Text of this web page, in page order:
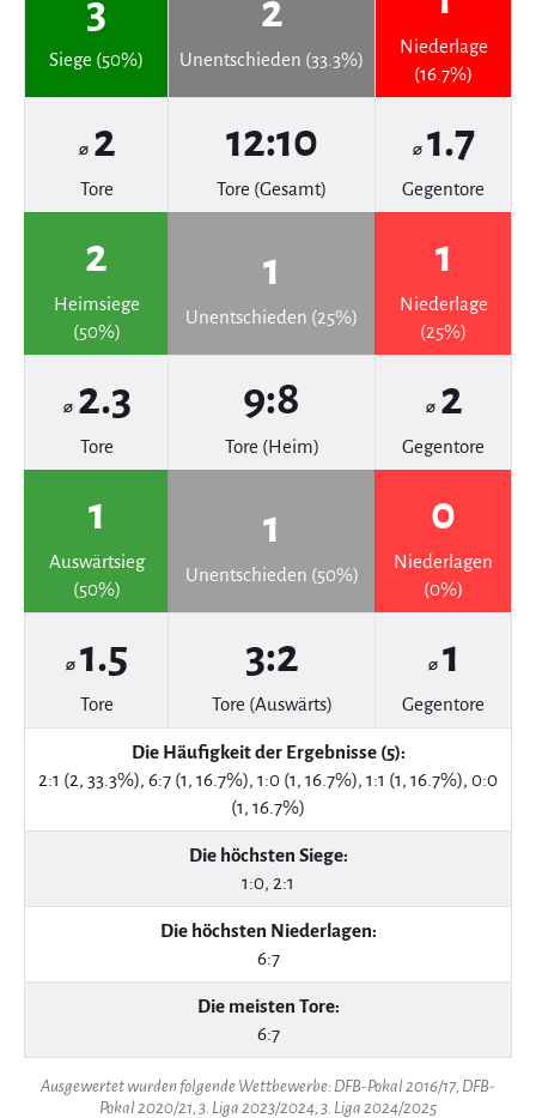
3
Siege (50%)
2
Unentschieden (33.3%)
Niederlage
(16.7%)
⌀ 2
Tore
12:10
Tore (Gesamt)
⌀ 1.7
Gegentore
2
Heimsiege
(50%)
1
Unentschieden (25%)
1
Niederlage
(25%)
⌀ 2.3
Tore
9:8
Tore (Heim)
⌀ 2
Gegentore
1
Auswärtsieg
(50%)
1
Unentschieden (50%)
0
Niederlagen
(0%)
⌀ 1.5
Tore
3:2
Tore (Auswärts)
⌀ 1
Gegentore
Die Häufigkeit der Ergebnisse (5):
2:1 (2, 33.3%), 6:7 (1, 16.7%), 1:0 (1, 16.7%), 1:1 (1, 16.7%), 0:0
(1, 16.7%)
Die höchsten Siege:
1:0, 2:1
Die höchsten Niederlagen:
6:7
Die meisten Tore:
6:7
Ausgewertet wurden folgende Wettbewerbe: DFB-Pokal 2016/17, DFB-
Pokal 2020/21, 3. Liga 2023/2024, 3. Liga 2024/2025